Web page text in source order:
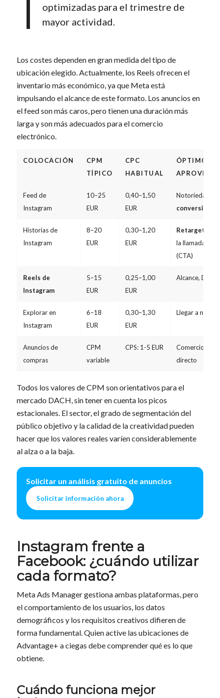
optimizadas para el trimestre de
mayor actividad.
Los costes dependen en gran medida del tipo de
ubicación elegido. Actualmente, los Reels ofrecen el
inventario más económico, ya que Meta está
impulsando el alcance de este formato. Los anuncios en
el feed son más caros, pero tienen una duración más
larga y son más adecuados para el comercio
electrónico.
COLOCACIÓN
CPM
TÍPICO
CPC
HABITUAL
ÓPTIMO
Feed de
Instagram
10–25
EUR
0,40–1,50
EUR
Notoriedad,
conversiones
Historias de
Instagram
8–20
EUR
0,30–1,20
EUR
Retargeting
la llamada a la
(CTA)
Reels de
Instagram
5–15
EUR
0,25–1,00
EUR
Alcance,
Explorar en
Instagram
6–18
EUR
0,30–1,30
EUR
Llegar a
Anuncios de
compras
CPM
variable
CPS: 1-5 EUR
Comercio
directo
Todos los valores de CPM son orientativos para el
mercado DACH, sin tener en cuenta los picos
estacionales. El sector, el grado de segmentación del
público objetivo y la calidad de la creatividad pueden
hacer que los valores reales varíen considerablemente
al alza o a la baja.
Solicitar un análisis gratuito de anuncios
Solicitar información ahora
Instagram frente a
Facebook: ¿cuándo utilizar
cada formato?
Meta Ads Manager gestiona ambas plataformas, pero
el comportamiento de los usuarios, los datos
demográficos y los requisitos creativos difieren de
forma fundamental. Quien active las ubicaciones de
Advantage+ a ciegas debe comprender qué es lo que
obtiene.
Cuándo funciona mejor